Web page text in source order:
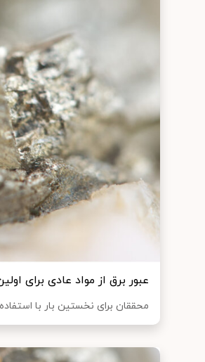
عبور برق از مواد عادی برای
محققان برای نخستین بار با